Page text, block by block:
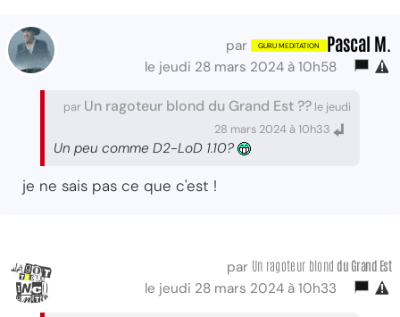
par Pascal M.
le jeudi 28 mars 2024 à 10h58
par Un ragoteur blond du Grand Est ?? le jeudi
28 mars 2024 à 10h33
Un peu comme D2-LoD 1.10?
je ne sais pas ce que c'est !
par Un ragoteur blond du Grand Est
le jeudi 28 mars 2024 à 10h33